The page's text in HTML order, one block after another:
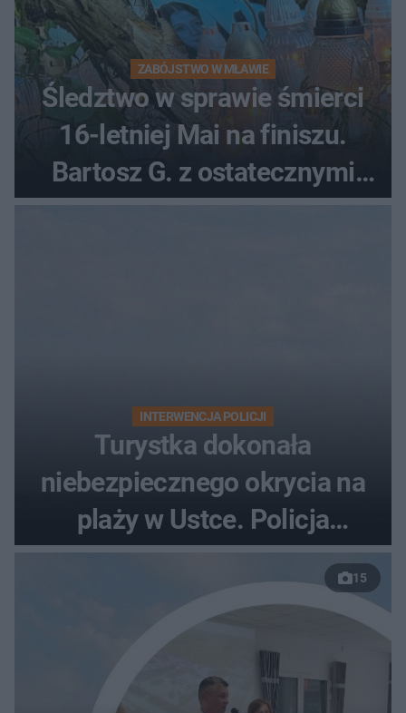
ZABÓJSTWO W MŁAWIE
Śledztwo w sprawie śmierci
16-letniej Mai na finiszu.
Bartosz G. z ostatecznymi
zarzutami
INTERWENCJA POLICJI
Turystka dokonała
niebezpiecznego okrycia na
plaży w Ustce. Policja
musiała zamknąć odcinek
15